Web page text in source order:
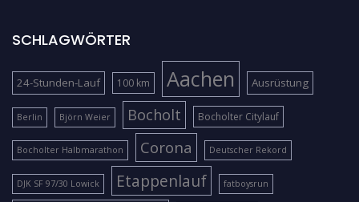
SCHLAGWÖRTER
24-Stunden-Lauf 100 km Aachen Ausrüstung
Berlin Björn Weier Bocholt Bocholter Citylauf
Bocholter Halbmarathon Corona Deutscher Rekord
DJK SF 97/30 Lowick Etappenlauf fatboysrun